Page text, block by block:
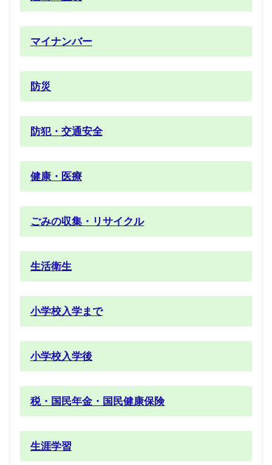
マイナンバー
防災
防犯・交通安全
健康・医療
ごみの収集・リサイクル
生活衛生
小学校入学まで
小学校入学後
税・国民年金・国民健康保険
生涯学習